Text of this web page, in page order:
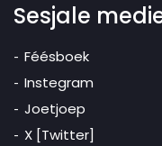
Sesjale
Féésboek
Instegram
Joetjoep
X [Twitter]